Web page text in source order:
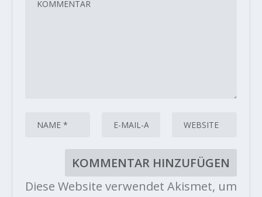
Diese Website verwendet Akismet, um